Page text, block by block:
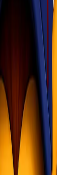
yang
dokumen
mampu
sangat mudah
memastikan
barang
Kami
atau
cek resi
Express
tetapi juga
yang siap
sebagai
cargo